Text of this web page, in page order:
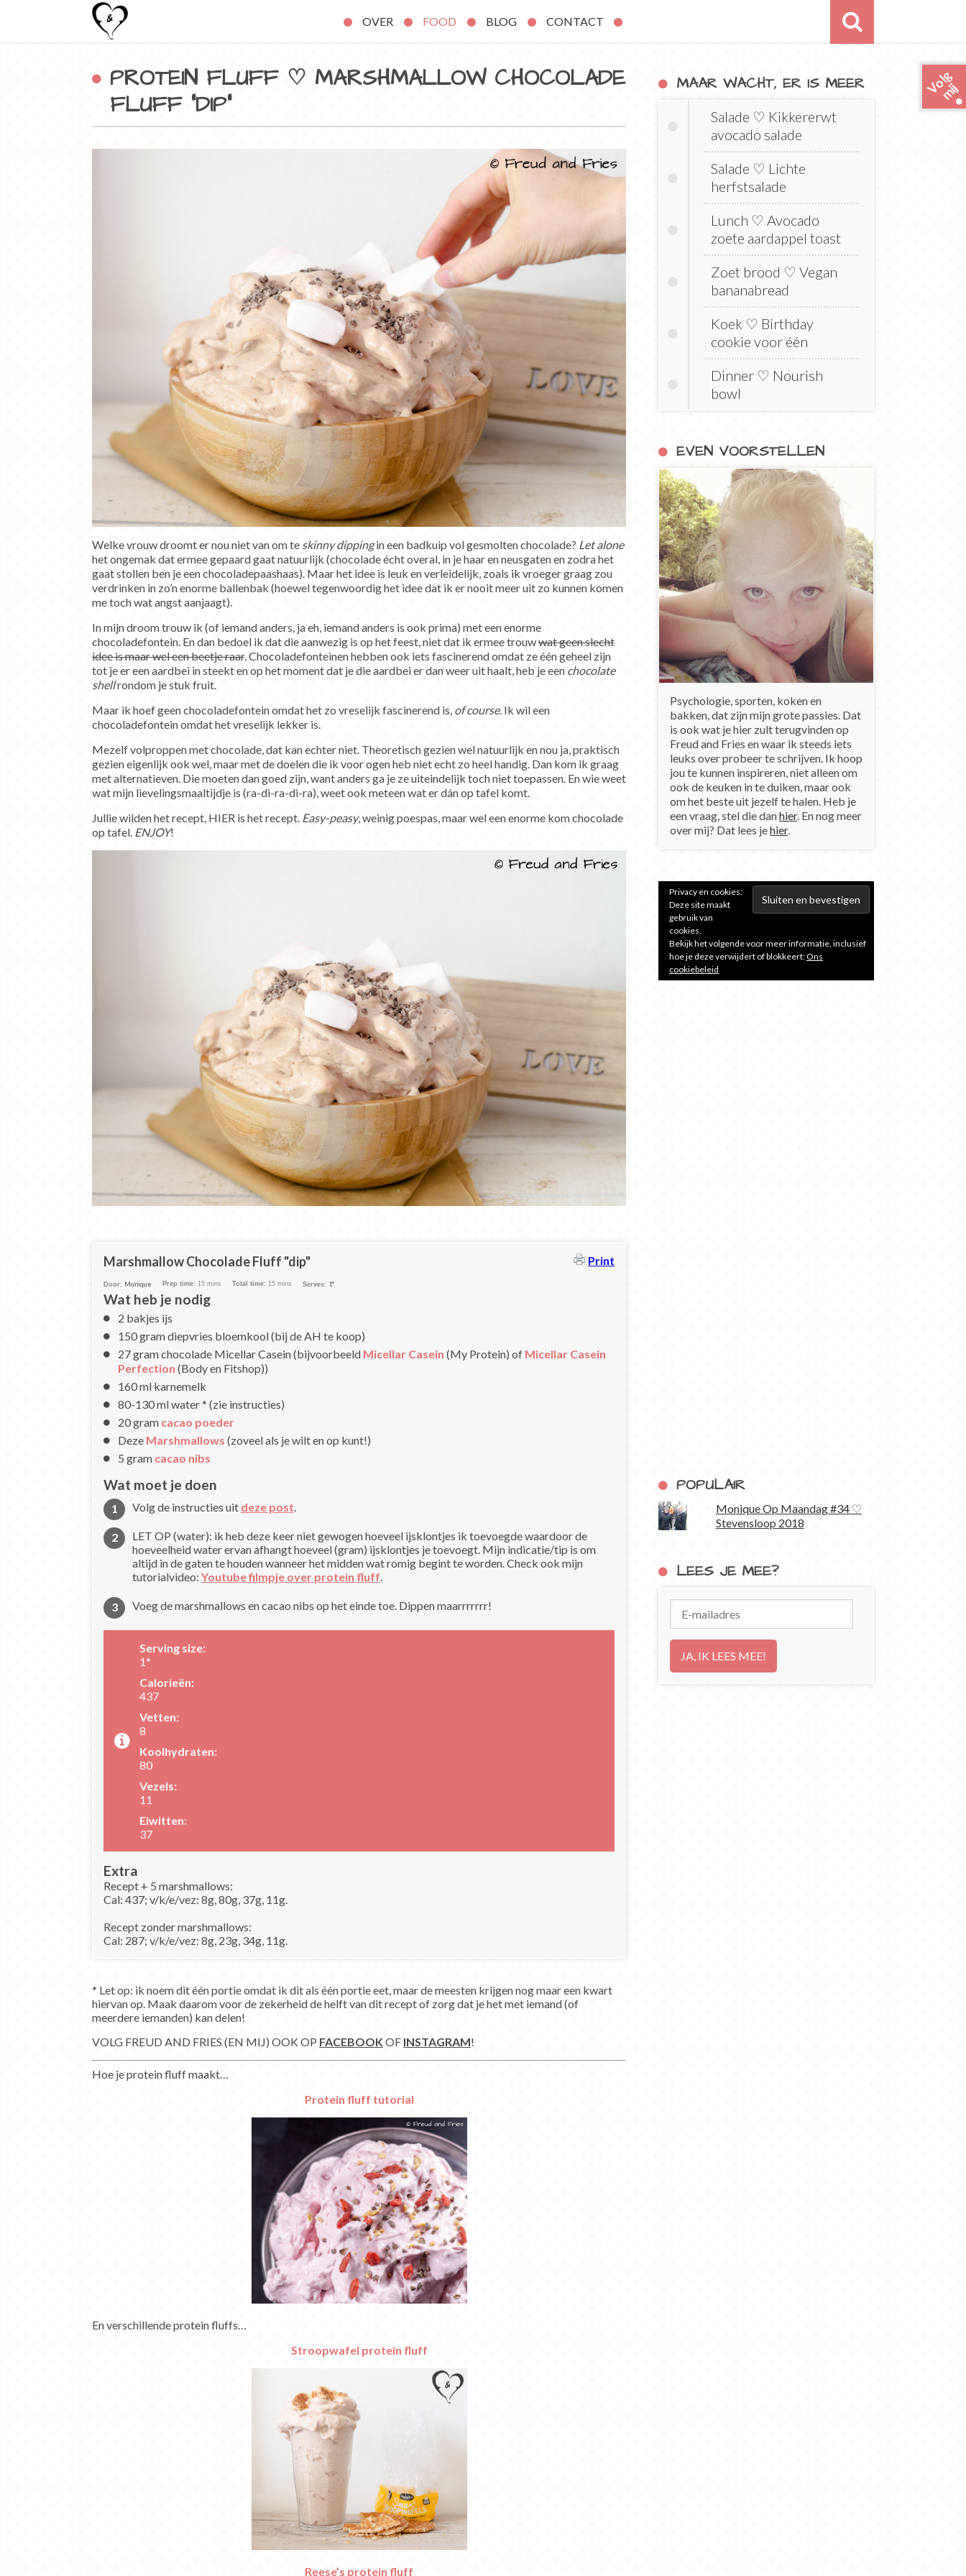
OVER FOOD BLOG CONTACT
V
o
l
g
m
i
j
PROTEIN FLUFF ♡ MARSHMALLOW CHOCOLADE
FLUFF “DIP”
Welke vrouw droomt er nou niet van om te skinny dippingin een badkuip vol gesmolten chocolade? Let alone
het ongemak dat ermee gepaard gaat natuurlijk (chocolade écht overal, in je haar en neusgaten en zodra het
gaat stollen ben je een chocoladepaashaas). Maar het idee is leuk en verleidelijk, zoals ik vroeger graag zou
verdrinken in zo’n enorme ballenbak (hoewel tegenwoordig het idee dat ik er nooit meer uit zo kunnen komen
me toch wat angst aanjaagt).
In mijn droom trouw ik (of iemand anders, ja eh, iemand anders is ook prima) met een enorme
chocoladefontein. En dan bedoel ik dat die aanwezig is op het feest, niet dat ik ermee trouwwat geen slecht
idee is maar wel een beetje raar. Chocoladefonteinen hebben ook iets fascinerend omdat ze één geheel zijn
tot je er een aardbei in steekt en op het moment dat je die aardbei er dan weer uit haalt, heb je een chocolate
shellrondom je stuk fruit.
Maar ik hoef geen chocoladefontein omdat het zo vreselijk fascinerend is, of course. Ik wil een
chocoladefontein omdat het vreselijk lekker is.
Mezelf volproppen met chocolade, dat kan echter niet. Theoretisch gezien wel natuurlijk en nou ja, praktisch
gezien eigenlijk ook wel, maar met de doelen die ik voor ogen heb niet echt zo heel handig. Dan kom ik graag
met alternatieven. Die moeten dan goed zijn, want anders ga je ze uiteindelijk toch niet toepassen. En wie weet
wat mijn lievelingsmaaltijdje is (ra-di-ra-di-ra), weet ook meteen wat er dán op tafel komt.
Jullie wilden het recept, HIER is het recept. Easy-peasy, weinig poespas, maar wel een enorme kom chocolade
op tafel. ENJOY!
Marshmallow Chocolade Fluff "dip" Print
Door: Monique Prep time: 15 mins Total time: 15 mins Serves: 1*
Wat heb je nodig
2 bakjes ijs
150 gram diepvries bloemkool (bij de AH te koop)
27 gram chocolade Micellar Casein (bijvoorbeeld Micellar Casein (My Protein) of Micellar Casein
Perfection (Body en Fitshop))
160 ml karnemelk
80-130 ml water * (zie instructies)
20 gram cacao poeder
Deze Marshmallows (zoveel als je wilt en op kunt!)
5 gram cacao nibs
Wat moet je doen
Volg de instructies uit deze post.
LET OP (water): ik heb deze keer niet gewogen hoeveel ijsklontjes ik toevoegde waardoor de
hoeveelheid water ervan afhangt hoeveel (gram) ijsklontjes je toevoegt. Mijn indicatie/tip is om
altijd in de gaten te houden wanneer het midden wat romig begint te worden. Check ook mijn
tutorialvideo: Youtube filmpje over protein fluff.
Voeg de marshmallows en cacao nibs op het einde toe. Dippen maarrrrrrr!
Serving size:
1*
Calorieën:
437
Vetten:
8
Koolhydraten:
80
Vezels:
11
Eiwitten:
37
Extra
Recept + 5 marshmallows:
Cal: 437; v/k/e/vez: 8g, 80g, 37g, 11g.
Recept zonder marshmallows:
Cal: 287; v/k/e/vez: 8g, 23g, 34g, 11g.
* Let op: ik noem dit één portie omdat ik dit als één portie eet, maar de meesten krijgen nog maar een kwart
hiervan op. Maak daarom voor de zekerheid de helft van dit recept of zorg dat je het met iemand (of
meerdere iemanden) kan delen!
VOLG FREUD AND FRIES (EN MIJ) OOK OP FACEBOOK OF INSTAGRAM!
Hoe je protein fluff maakt…
Protein fluff tutorial
En verschillende protein fluffs…
Stroopwafel protein fluff
Reese’s protein fluff
MAAR WACHT, ER IS MEER
Salade ♡ Kikkererwt
avocado salade
Salade ♡ Lichte
herfstsalade
Lunch ♡ Avocado
zoete aardappel toast
Zoet brood ♡ Vegan
bananabread
Koek ♡ Birthday
cookie voor één
Dinner ♡ Nourish
bowl
EVEN VOORSTELLEN
Psychologie, sporten, koken en
bakken, dat zijn mijn grote passies. Dat
is ook wat je hier zult terugvinden op
Freud and Fries en waar ik steeds iets
leuks over probeer te schrijven. Ik hoop
jou te kunnen inspireren, niet alleen om
ook de keuken in te duiken, maar ook
om het beste uit jezelf te halen. Heb je
een vraag, stel die danhier. En nog meer
over mij? Dat lees jehier.
Privacy en cookies:
Deze site maakt
gebruik van
cookies.
Bekijk het volgende voor meer informatie, inclusief
hoe je deze verwijdert of blokkeert:Ons
cookiebeleid
POPULAIR
Monique Op Maandag #34 ♡
Stevensloop 2018
LEES JE MEE?
mailadres